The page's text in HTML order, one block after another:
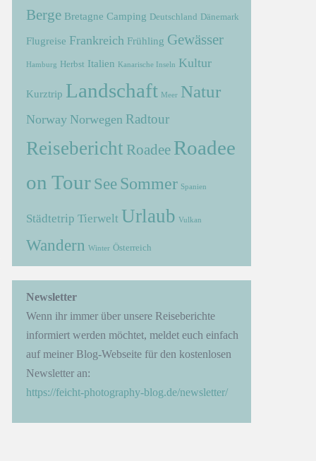
Berge Bretagne Camping Deutschland Dänemark
Flugreise Frankreich Frühling Gewässer
Hamburg Herbst Italien Kanarische Inseln Kultur
Kurztrip Landschaft Meer Natur
Norway Norwegen Radtour
Reisebericht Roadee Roadee
on Tour See Sommer Spanien
Städtetrip Tierwelt Urlaub Vulkan
Wandern Winter Österreich
Newsletter
Wenn ihr immer über unsere Reiseberichte
informiert werden möchtet, meldet euch einfach
auf meiner Blog-Webseite für den kostenlosen
Newsletter an:
https://feicht-photography-blog.de/newsletter/